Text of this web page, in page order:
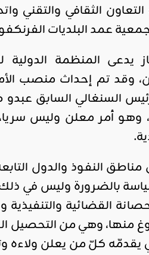
الثقافي والتقني
عمد البلديات
جهاز يدعى المنظمة
السنغالي السابق
وهو أمر معلن وليس
النفوذ والدول
بالضرورة وليس في
القضائية والتنفيذية
منها، وهي من التحصيل
كلّ من يعلن ولاءه